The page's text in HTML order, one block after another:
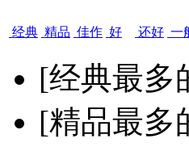
经典 精品 佳作 好 还好 一
[经典最多
[精品最多